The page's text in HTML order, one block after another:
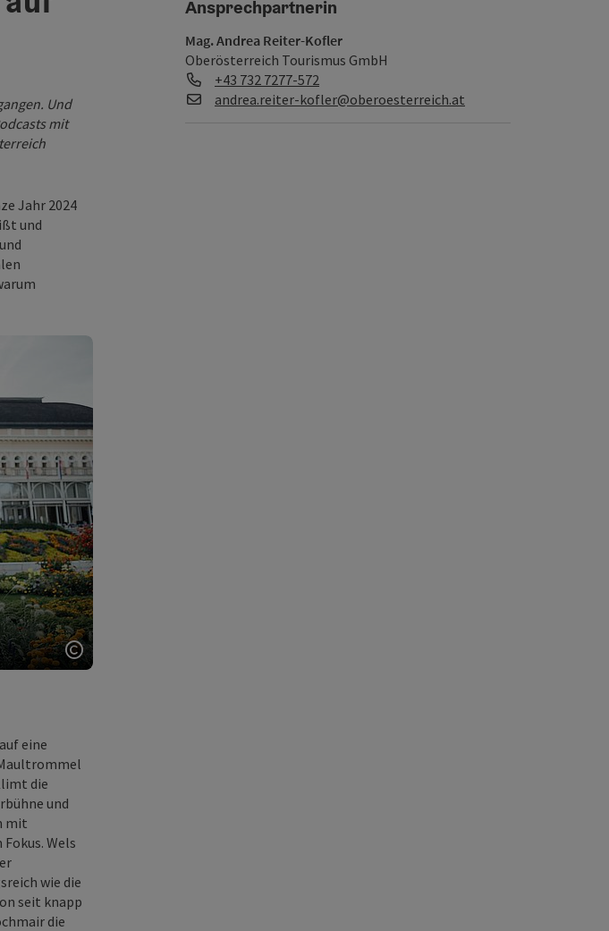
Und
mit
Jahr 2024
und
Copyright öffnen
eine
die
und
mit
Wels
wie die
seit knapp
die
Ansprechpartnerin
Mag. Andrea Reiter-Kofler
Oberösterreich Tourismus GmbH
Telefon
+43 732 7277-572
E-Mail
andrea.reiter-kofler@oberoesterreich.at